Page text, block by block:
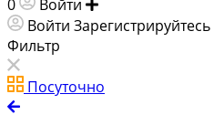
0 Войти
Войти Зарегистрируйтесь
Фильтр
Посуточно